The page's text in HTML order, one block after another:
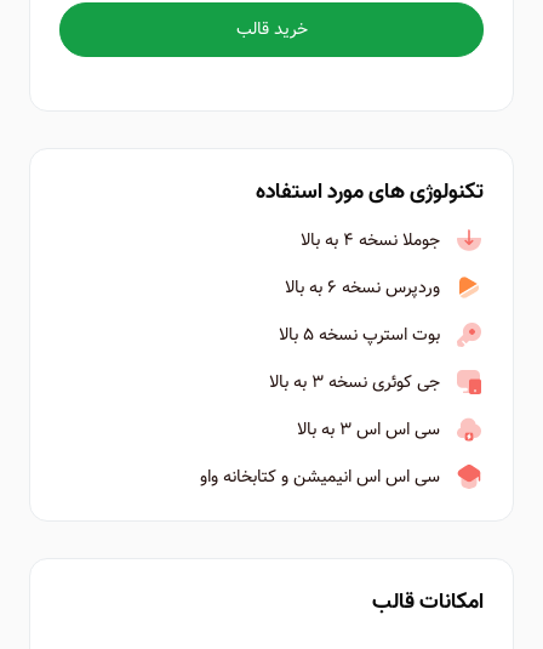
خرید قالب
تکنولوژی های مورد استفاده
جوملا نسخه ۴ به بالا
وردپرس نسخه ۶ به بالا
بوت استرپ نسخه ۵ بالا
جی کوئری نسخه ۳ به بالا
سی اس اس ۳ به بالا
سی اس اس انیمیشن و کتابخانه واو
امکانات قالب